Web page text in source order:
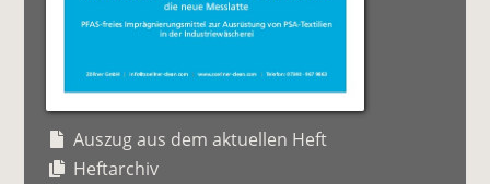
Auszug aus dem aktuellen Heft
Heftarchiv